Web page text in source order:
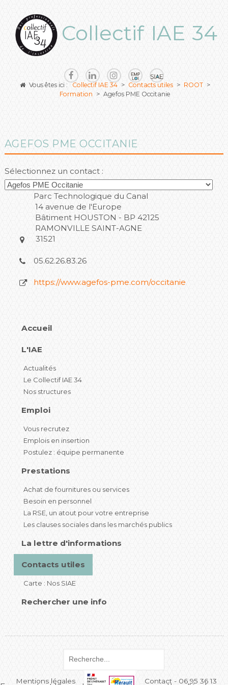
Collectif IAE 34
Vous êtes ici :Collectif IAE 34 > Contacts utiles > ROOT >
Formation > Agefos PME Occitanie
AGEFOS PME OCCITANIE
Sélectionnez un contact :
Parc Technologique du Canal
14 avenue de l'Europe
Bâtiment HOUSTON - BP 42125
RAMONVILLE SAINT-AGNE
31521
05.62.26.83.26
https://www.agefos-pme.com/occitanie
Accueil
L'IAE
Actualités
Le Collectif IAE 34
Nos structures
Emploi
Vous recrutez
Emplois en insertion
Postulez : équipe permanente
Prestations
Achat de fournitures ou services
Besoin en personnel
La RSE, un atout pour votre entreprise
Les clauses sociales dans les marchés publics
La lettre d'informations
Contacts utiles
Carte : Nos SIAE
Rechercher une info
Mentions légales Contact - 06 95 36 13